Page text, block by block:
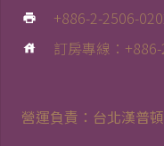
恭賀台北漢普頓酒店